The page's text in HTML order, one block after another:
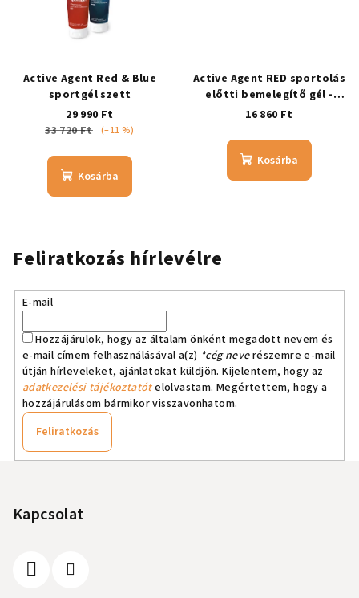
Active Agent Red & Blue
sportgél szett
29 990 Ft
33 720 Ft (–11 %)
Kosárba
Active Agent RED sportolás
előtti bemelegítő gél -
taurinnal
16 860 Ft
Kosárba
Feliratkozás hírlevélre
E-mail
Hozzájárulok, hogy az általam önként megadott nevem és
e-mail címem felhasználásával a(z) *cég neverészemre e-mail
útján hírleveleket, ajánlatokat küldjön. Kijelentem, hogy az
adatkezelési tájékoztatótelolvastam. Megértettem, hogy a
hozzájárulásom bármikor visszavonhatom.
Feliratkozás
Kapcsolat